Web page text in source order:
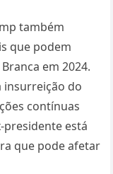
também
que podem
em 2024.
insurreição do
contínuas
presidente está
que pode afetar